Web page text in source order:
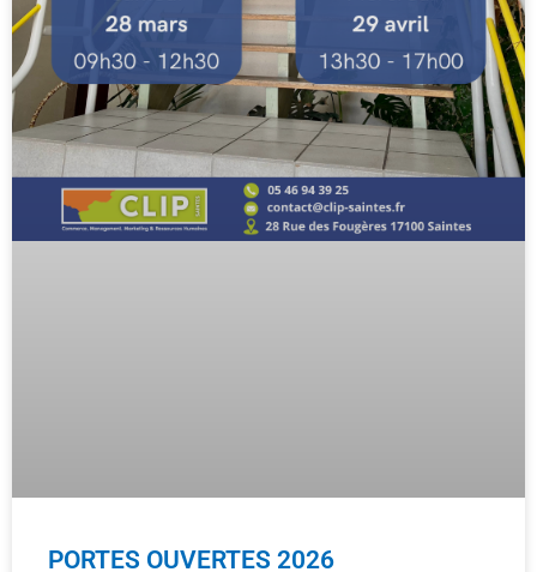
PORTES OUVERTES 2026